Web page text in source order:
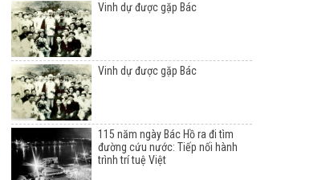
Vinh dự được gặp Bác
Vinh dự được gặp Bác
115 năm ngày Bác Hồ ra đi tìm
đường cứu nước: Tiếp nối hành
trình trí tuệ Việt